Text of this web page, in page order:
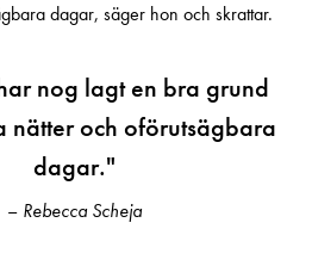
dagar, säger hon och skrattar.
nog lagt en bra grund
nätter och oförutsägbara
dagar."
– Rebecca Scheja